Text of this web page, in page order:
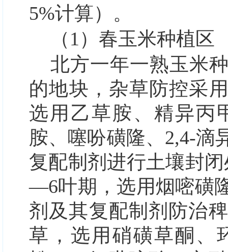
5%计算）。
（1）春玉米种植区
北方一年一熟玉米
的地块，杂草防控采
选用乙草胺、精异丙
胺、噻吩磺隆、2,4-滴
复配制剂进行土壤封
—6叶期，选用烟嘧磺
剂及其复配制剂防治
草，选用硝磺草酮、